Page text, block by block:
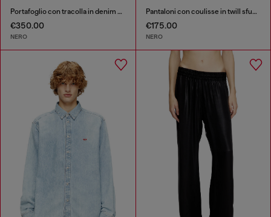
Portafoglio con tracolla in denim a rombi
€350.00
NERO
Pantaloni con coulisse in twill sfumato
€175.00
NERO